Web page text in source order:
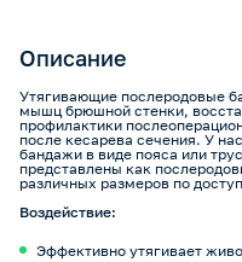
Описание
Утягивающие послеродовые
мышц брюшной стенки,
профилактики
после кесарева сечения. У
бандажи в виде пояса или
представлены как
различных размеров по
Воздействие:
Эффективно утягивает